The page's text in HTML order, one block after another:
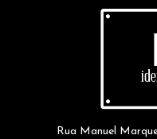
Rua Manuel